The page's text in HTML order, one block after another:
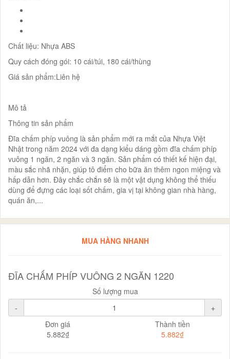
Chất liệu: Nhựa ABS
Quy cách đóng gói: 10 cái/túi, 180 cái/thùng
Giá sản phẩm:Liên hệ
Mô tả
Thông tin sản phẩm
Đĩa chấm phíp vuông là sản phẩm mới ra mắt của Nhựa Việt
Nhật trong năm 2024 với đa dạng kiểu dáng gồm đĩa chấm phíp
vuông 1 ngăn, 2 ngăn và 3 ngăn. Sản phẩm có thiết kế hiện đại,
màu sắc nhã nhặn, giúp tô điểm cho bữa ăn thêm ngon miệng và
hấp dẫn hơn. Đây chắc chắn sẽ là một vật dụng không thể thiếu
dùng để đựng các loại sốt chấm, gia vị tại không gian nhà hàng,
quán ăn,...
MUA HÀNG NHANH
ĐĨA CHẤM PHÍP VUÔNG 2 NGĂN 1220
Số lượng mua
-
+
Đơn giá
5.882₫
Thành tiền
5.882₫